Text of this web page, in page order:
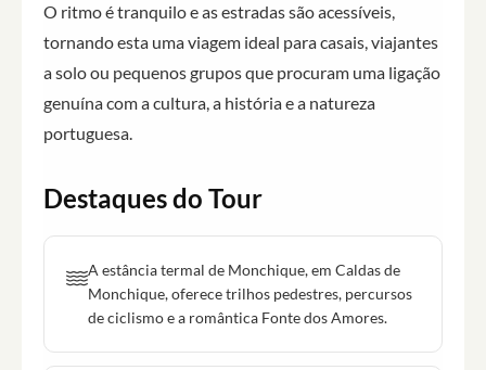
O ritmo é tranquilo e as estradas são acessíveis,
tornando esta uma viagem ideal para casais, viajantes
a solo ou pequenos grupos que procuram uma ligação
genuína com a cultura, a história e a natureza
portuguesa.
Destaques do Tour
A estância termal de Monchique, em Caldas de
Monchique, oferece trilhos pedestres, percursos
de ciclismo e a romântica Fonte dos Amores.